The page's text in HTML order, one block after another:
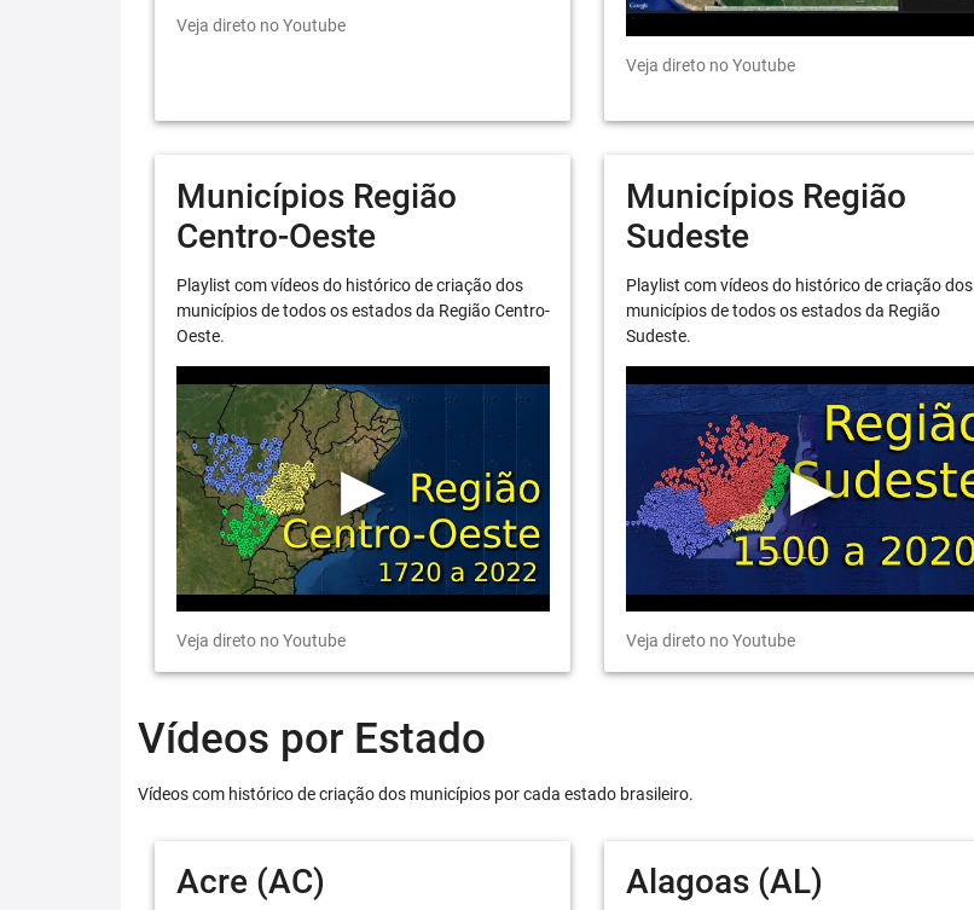
Veja direto no Youtube
Veja direto no Youtube
Municípios Região
Centro-Oeste
Playlist com vídeos do histórico de criação dos
municípios de todos os estados da Região Centro-
Oeste.
Veja direto no Youtube
Municípios Região
Sudeste
Playlist com vídeos do histórico de criação dos
municípios de todos os estados da Região
Sudeste.
Veja direto no Youtube
Vídeos por Estado
Vídeos com histórico de criação dos municípios por cada estado brasileiro.
Acre (AC) Alagoas (AL)